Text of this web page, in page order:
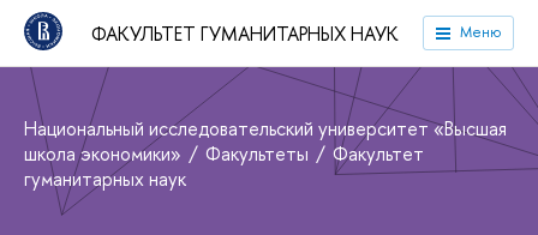
ФАКУЛЬТЕТ ГУМАНИТАРНЫХ НАУК Меню
Национальный исследовательский университет «Высшая
школа экономики»
Факультеты
Факультет
гуманитарных наук